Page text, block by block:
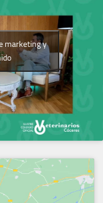
marketing y